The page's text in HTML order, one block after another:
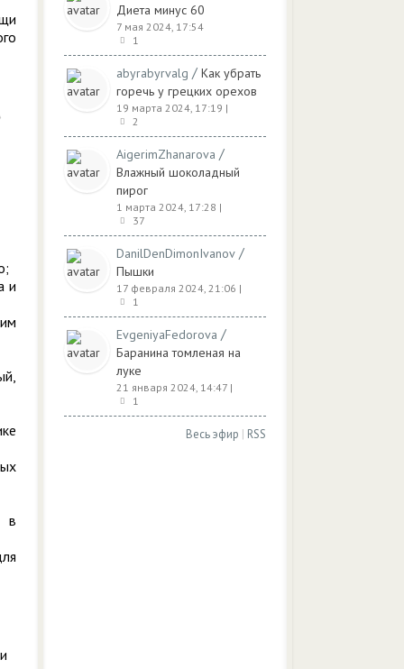
и
в
Диета минус 60
7 мая 2024, 17:54
1
abyrabyrvalg / Как убрать
горечь у грецких орехов
19 марта 2024, 17:19 |
2
AigerimZhanarova /
Влажный шоколадный
пирог
1 марта 2024, 17:28 |
37
DanilDenDimonIvanov /
Пышки
17 февраля 2024, 21:06 |
1
EvgeniyaFedorova /
Баранина томленая на
луке
21 января 2024, 14:47 |
1
Весь эфир | RSS